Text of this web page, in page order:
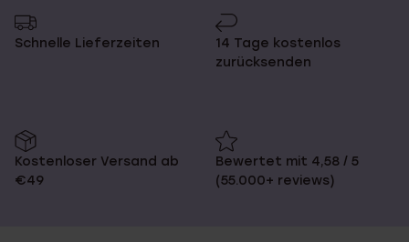
Schnelle Lieferzeiten
14 Tage kostenlos
zurücksenden
Kostenloser Versand ab
€49
Bewertet mit 4,58 / 5
(55.000+ reviews)